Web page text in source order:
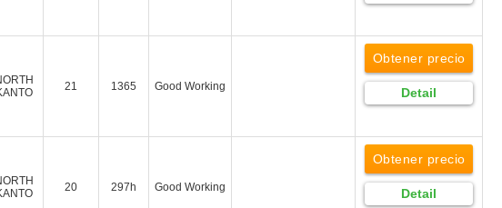
21 1365 Good Working
Obtener precio
Detail
20 297h Good Working
Obtener precio
Detail